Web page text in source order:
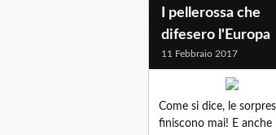
I pellerossa che
difesero l'Europa
11 Febbraio 2017
Come si dice, le
finiscono mai! E anche